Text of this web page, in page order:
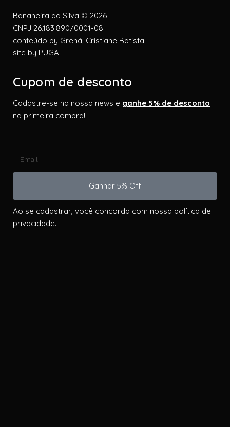
Bananeira da Silva © 2026
CNPJ 26.183.890/0001-08
conteúdo by Grená, Cristiane Batista
site by PUGA
Cupom de desconto
Cadastre-se na nossa news e ganhe 5% de desconto
na primeira compra!
Ganhar 5% Off
Ao se cadastrar, você concorda com nossa política de
privacidade.